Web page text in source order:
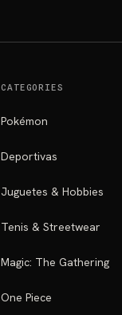
CATEGORIES
Pokémon
Deportivas
Juguetes & Hobbies
Tenis & Streetwear
Magic: The Gathering
One Piece